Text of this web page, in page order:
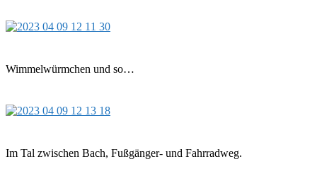
Wimmelwürmchen und so…
Im Tal zwischen Bach, Fußgänger- und Fahrradweg.